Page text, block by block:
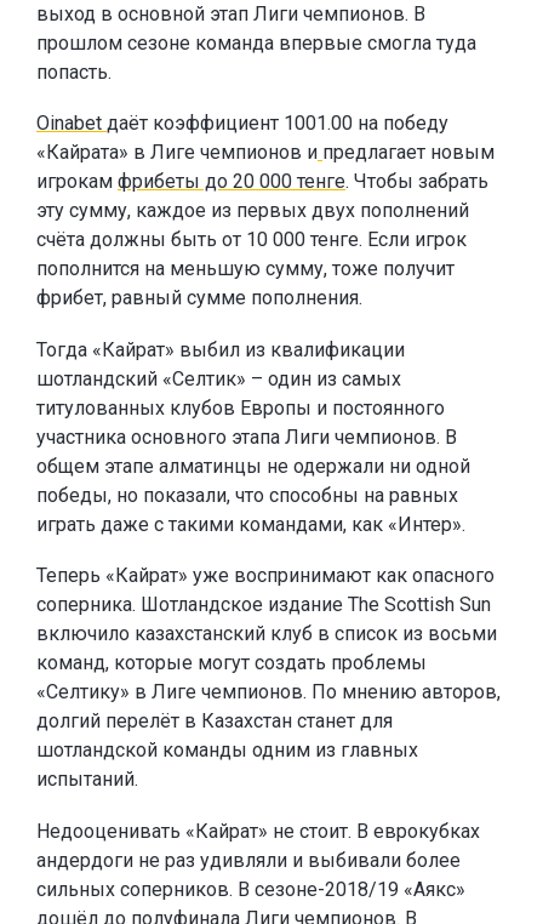
выход в основной этап Лиги чемпионов. В
прошлом сезоне команда впервые смогла туда
попасть.
Oinabet даёт коэффициент 1001.00 на победу
«Кайрата» в Лиге чемпионов и предлагает новым
игрокам фрибеты до 20 000 тенге. Чтобы забрать
эту сумму, каждое из первых двух пополнений
счёта должны быть от 10 000 тенге. Если игрок
пополнится на меньшую сумму, тоже получит
фрибет, равный сумме пополнения.
Тогда «Кайрат» выбил из квалификации
шотландский «Селтик» – один из самых
титулованных клубов Европы и постоянного
участника основного этапа Лиги чемпионов. В
общем этапе алматинцы не одержали ни одной
победы, но показали, что способны на равных
играть даже с такими командами, как «Интер».
Теперь «Кайрат» уже воспринимают как опасного
соперника. Шотландское издание The Scottish Sun
включило казахстанский клуб в список из восьми
команд, которые могут создать проблемы
«Селтику» в Лиге чемпионов. По мнению авторов,
долгий перелёт в Казахстан станет для
шотландской команды одним из главных
испытаний.
Недооценивать «Кайрат» не стоит. В еврокубках
андердоги не раз удивляли и выбивали более
сильных соперников. В сезоне-2018/19 «Аякс»
дошёл до полуфинала Лиги чемпионов. В